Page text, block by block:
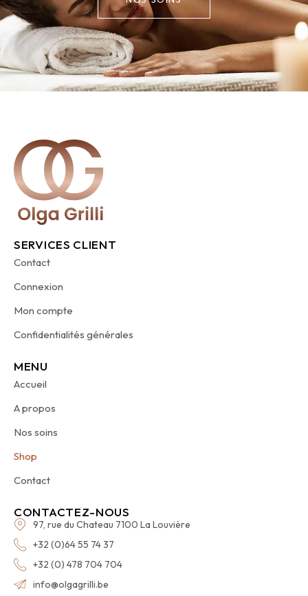
SERVICES CLIENT
Contact
Connexion
Mon compte
Confidentialités générales
MENU
Accueil
A propos
Nos soins
Shop
Contact
CONTACTEZ-NOUS
97, rue du Chateau 7100 La Louvière
+32 (0)64 55 74 37
+32 (0) 478 704 704
info@olgagrilli.be